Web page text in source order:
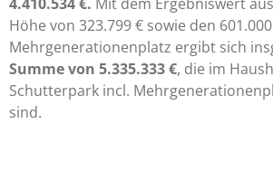
Höhe von 323.799 € sowie den
Mehrgenerationenplatz ergibt sich
Summe von 5.335.333 €, die im
Schutterpark incl.
sind.